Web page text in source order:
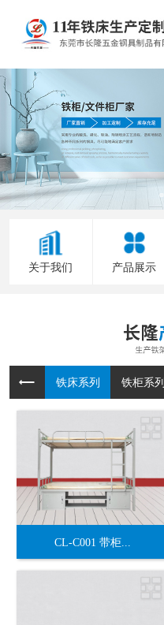
关于我们 产品展示
铁床系列 铁柜系列
CL-C001 带柜...